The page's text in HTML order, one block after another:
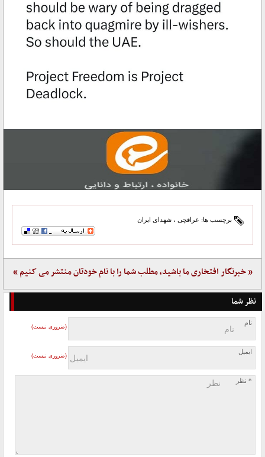
برچسب ها: عراقچی ، شهدای ایران
« خبرنگار افتخاری ما باشید، مطلب شما را با نام خودتان منتشر می کنیم »
نظر شما
نام
(ضروری نیست)
ایمیل
(ضروری نیست)
* نظر